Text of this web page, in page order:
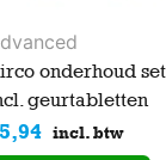
onderhoud set
geurtabletten
incl. btw